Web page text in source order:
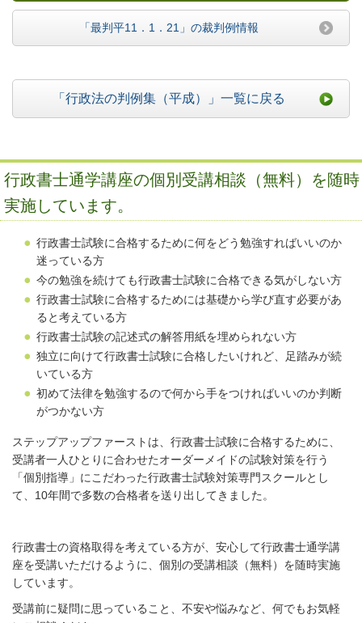
「最判平11．1．21」の裁判例情報
「行政法の判例集（平成）」一覧に戻る
行政書士通学講座の個別受講相談（無料）を随時
実施しています。
行政書士試験に合格するために何をどう勉強すればいいのか
迷っている方
今の勉強を続けても行政書士試験に合格できる気がしない方
行政書士試験に合格するためには基礎から学び直す必要があ
ると考えている方
行政書士試験の記述式の解答用紙を埋められない方
独立に向けて行政書士試験に合格したいけれど、足踏みが続
いている方
初めて法律を勉強するので何から手をつければいいのか判断
がつかない方
ステップアップファーストは、行政書士試験に合格するために、
受講者一人ひとりに合わせたオーダーメイドの試験対策を行う
「個別指導」にこだわった行政書士試験対策専門スクールとし
て、10年間で多数の合格者を送り出してきました。
行政書士の資格取得を考えている方が、安心して行政書士通学講
座を受講いただけるように、個別の受講相談（無料）を随時実施
しています。
受講前に疑問に思っていること、不安や悩みなど、何でもお気軽